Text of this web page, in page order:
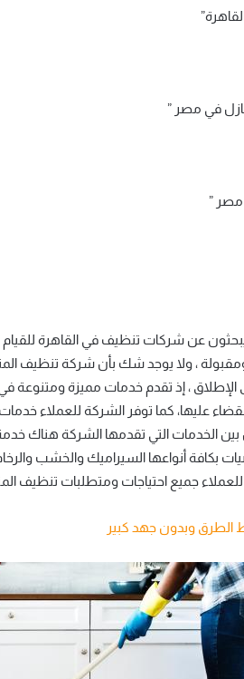
في مصر ”
مصر ”
عن شركات تنظيف في القاهرة
، ولا يوجد شك بأن شركة تنظيف
، إذ تقدم خدمات مميزة ومتنوعة
عليها، كما توفر الشركة للعملاء
الخدمات التي تقدمها الشركة هناك
بكافة أنواعها السيراميك والخشب
جميع احتياجات ومتطلبات تنظيف
الطرق وبدون جهد كبير